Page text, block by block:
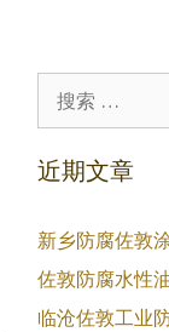
索：
近期文章
新乡防腐佐敦
佐敦防腐水性
临沧佐敦工业